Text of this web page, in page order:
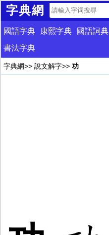
字典網
國語字典 康熙字典 國語詞典
書法字典
字典網>> 說文解字>> 功